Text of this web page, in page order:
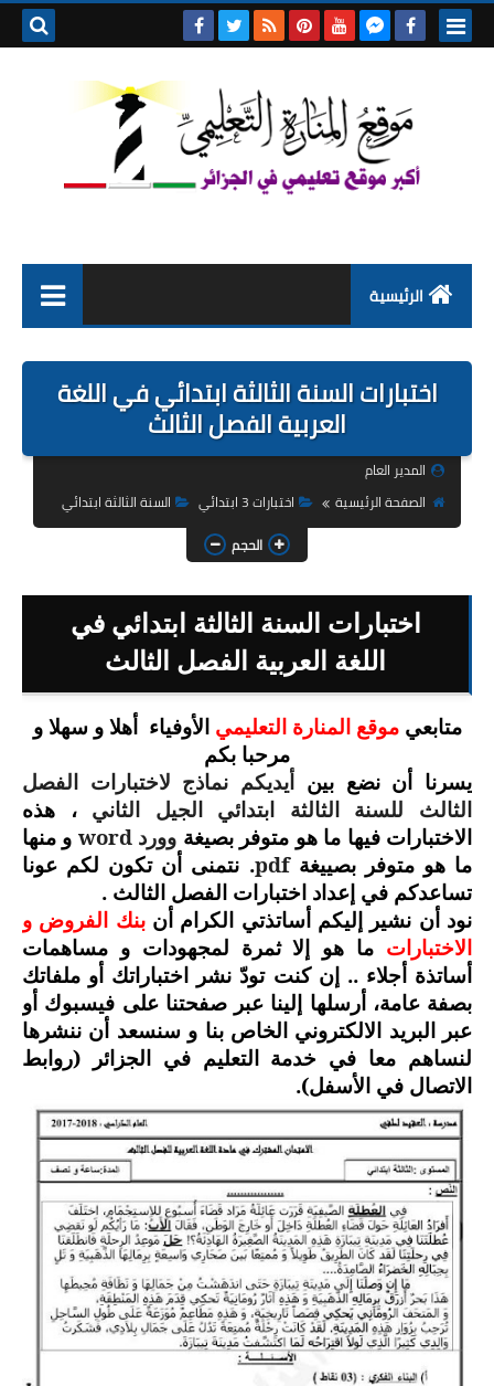
الرئيسية
التربية التحضيرية
السنة الاولى ابتدائي
السنة الثانية ابتدائي
السنة الثالثة ابتدائي
السنة الرابعة ابتدائي
السنة الخامسة ابتدائي
شهادة التعليم الابتدائي
تزيين القسم
التعليم المتوسط
السنة الاولى متوسط
السنة الثانية متوسط
السنة الثالثة متوسط
السنة الرابعة متوسط
شهادة التعليم المتوسط
بنك الفروض و الاختبارات
محفظة الأستاذ
بنك مذكرات الاستاذ
بنك التوزيعات الشهرية
دفاتر استاذ التعليم الابتدائي
اختبارات السنة الثالثة ابتدائي في اللغة
العربية الفصل الثالث
المدير العام
الصفحة الرئيسية
اختبارات 3 ابتدائي
السنة الثالثة ابتدائي
الحجم
اختبارات السنة الثالثة ابتدائي في
اللغة العربية الفصل الثالث
متابعيموقع المنارة التعليميالأوفياء أهلا و سهلا و
مرحبا بكم
يسرنا أن نضع بين أيديكم نماذج لاختبارات الفصل
الثالث للسنة الثالثة ابتدائي الجيل الثاني، هذه
الاختبارات فيها ما هو متوفر بصيغة ووردword و منها
ما هو متوفر بصييغةpdf. نتمنى أن تكون لكم عونا
تساعدكم في إعداد اختبارات الفصل الثالث .
نود أن نشير إليكم أساتذتي الكرام أنبنك الفروض و
الاختبارات ما هو إلا ثمرة لمجهودات و مساهمات
أساتذة أجلاء .. إن كنت تودّ نشر اختباراتك أو ملفاتك
بصفة عامة، أرسلها إلينا عبر صفحتنا على فيسبوك أو
عبر البريد الالكتروني الخاص بنا و سنسعد أن ننشرها
لنساهم معا في خدمة التعليم في الجزائر (روابط
الاتصال في الأسفل).